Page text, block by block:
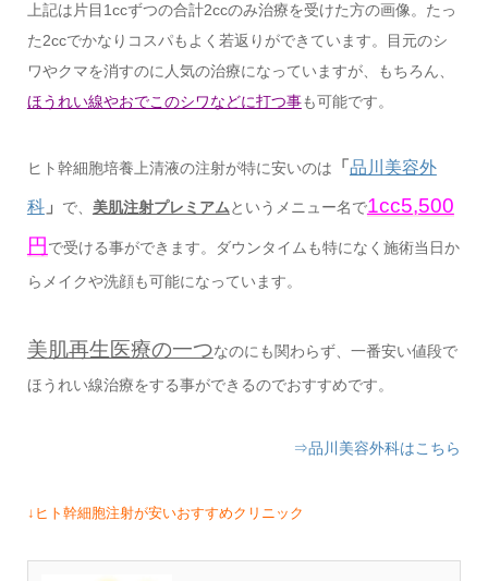
上記は片目1ccずつの合計2ccのみ治療を受けた方の画像。たっ
た2ccでかなりコスパもよく若返りができています。目元のシ
ワやクマを消すのに人気の治療になっていますが、もちろん、
ほうれい線やおでこのシワなどに打つ事も可能です。
ヒト幹細胞培養上清液の注射が特に安いのは 「 品川美容外
科」 で、 美肌注射プレミアムというメニュー名で1cc5,500
円で受ける事ができます。ダウンタイムも特になく施術当日か
らメイクや洗顔も可能になっています。
美肌再生医療の一つなのにも関わらず、一番安い値段で
ほうれい線治療をする事ができるのでおすすめです。
⇒品川美容外科はこちら
↓ヒト幹細胞注射が安いおすすめクリニック